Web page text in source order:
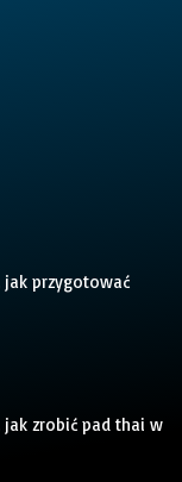
jak przygotować
jak zrobić pad thai w